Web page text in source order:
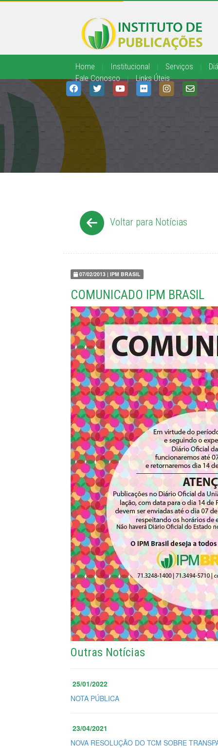
Home Institucional Serviços
Fale Conosco
| Links Úteis
Voltar para Notícias
07/02/2013 | IPM BRASIL
COMUNICADO IPM BRASIL
Outras Notícias
25/01/2022
NOTA PÚBLICA
23/04/2021
NOVA RESOLUÇÃO DO TCM SOBRE